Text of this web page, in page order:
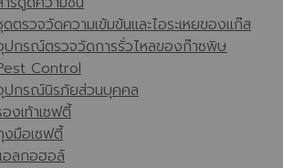
ตรวจวัดความเข้มข้นและไอระเหยของแก๊ส
ปกรณ์ตรวจวัดการรั่วไหลของก๊าซพิษ
Control
ปกรณ์นิรภัยส่วนบุคคล
องเท้าเซฟตี้
งมือเซฟตี้
อลกอฮอล์